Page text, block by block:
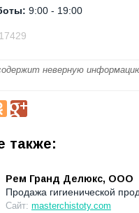
9:00 - 19:00
неверную
также:
Рем Гранд Делюкс, ООО
Продажа гигиенической
Сайт: masterchistoty.com